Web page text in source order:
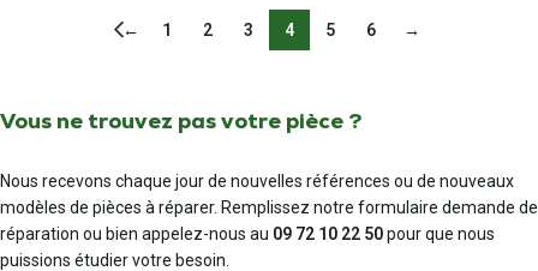
← 1 2 3 4 5 6 →
Vous ne trouvez pas votre pièce ?
Nous recevons chaque jour de nouvelles références ou de nouveaux
modèles de pièces à réparer. Remplissez notre formulaire demande de
réparation ou bien appelez-nous au 09 72 10 22 50pour que nous
puissions étudier votre besoin.